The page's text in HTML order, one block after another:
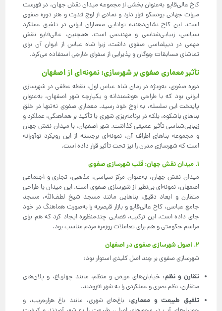
کاخ عالی‌قاپو به‌عنوان بخشی از مجموعه میدان نقش جهان، در فهرست
میراث جهانی یونسکو قرار دارد و نمادی از اوج قدرت و هنر دوره صفوی
است. این کاخ نشان‌دهنده توانایی معماران ایرانی در تلفیق عملکرد
سیاسی، زیبایی‌شناسی و مهندسی است. همچنین، عالی‌قاپو نقش
مهمی در دیپلماسی صفوی داشت، زیرا شاه عباس از ایوان آن برای
تماشای مسابقات چوگان و پذیرایی از سفرای خارجی استفاده می‌کرد.
تأثیر معماری صفوی بر شهرسازی: نمونه‌ای از اصفهان
دوره صفوی، به‌ویژه در زمان شاه عباس اول، نقطه عطفی در شهرسازی
ایرانی بود که با طراحی هوشمندانه و یکپارچه شهر اصفهان، به‌عنوان
پایتخت این سلسله، به اوج خود رسید. معماری صفوی نه‌تنها در خلق
بناهای باشکوه، بلکه در برنامه‌ریزی شهری با تأکید بر هماهنگی، عملکرد و
زیبایی‌شناسی تأثیر عمیقی گذاشت. شهر اصفهان، با میدان نقش جهان
و مجموعه بناهای اطراف آن، نمونه‌ای برجسته از این رویکرد نوآورانه
است که شهرسازی مدرن را نیز تحت تأثیر قرار داده است.
1. میدان نقش جهان: قلب شهرسازی صفوی
میدان نقش جهان، به‌عنوان مرکز سیاسی، مذهبی، تجاری و اجتماعی
اصفهان، نمونه‌ای بی‌نظیر از شهرسازی صفوی است. این میدان با طراحی
متقارن و ابعاد دقیق، بناهایی مانند مسجد شیخ لطف‌الله، مسجد
جامع عباسی، کاخ عالی‌قاپو و بازار قیصریه را به‌صورت هماهنگ در خود
جای داده است. این ترکیب، فضایی چندمنظوره ایجاد کرد که هم برای
مراسم حکومتی و هم برای تعاملات روزمره مردم مناسب بود.
2. اصول شهرسازی صفوی در اصفهان
شهرسازی صفوی بر چند اصل کلیدی استوار بود:
تقارن و نظم: خیابان‌های عریض و منظم، مانند چهارباغ، و پلان‌های
متقارن، نظم بصری و عملکردی را به شهر افزودند.
تلفیق طبیعت و معماری: باغ‌های شهری، مانند باغ هزارجریب، و